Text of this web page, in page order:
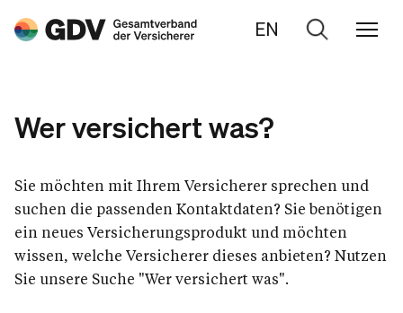
EN
Zur
Wer versichert was?
Sie möchten mit Ihrem Versicherer sprechen und
suchen die passenden Kontaktdaten? Sie benötigen
ein neues Versicherungsprodukt und möchten
wissen, welche Versicherer dieses anbieten? Nutzen
Sie unsere Suche "Wer versichert was".